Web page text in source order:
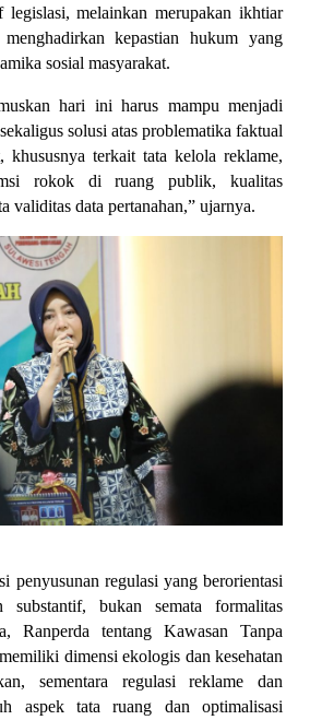
legislasi, melainkan merupakan ikhtiar
kepastian hukum yang
sosial masyarakat.
hari ini harus mampu menjadi
solusi atas problematika faktual
khususnya terkait tata kelola reklame,
rokok di ruang publik, kualitas
validitas data pertanahan,” ujarnya.
penyusunan regulasi yang berorientasi
substantif, bukan semata formalitas
Ranperda tentang Kawasan Tanpa
dimensi ekologis dan kesehatan
sementara regulasi reklame dan
aspek tata ruang dan optimalisasi